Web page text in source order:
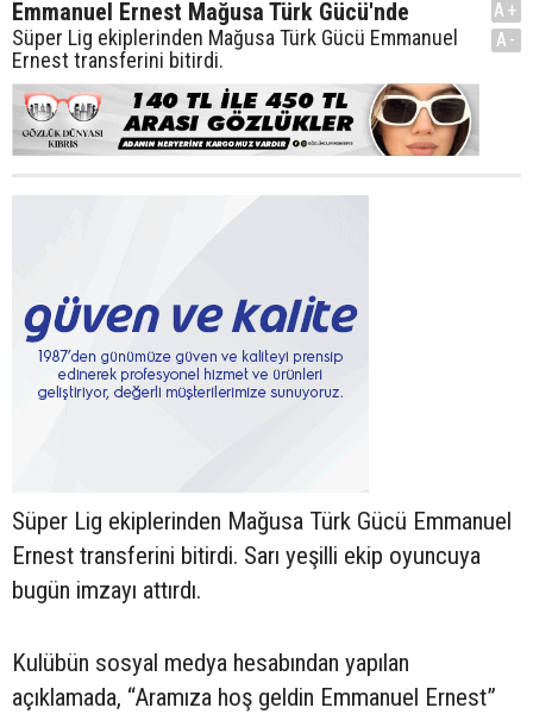
Emmanuel Ernest Mağusa Türk Gücü'nde
Süper Lig ekiplerinden Mağusa Türk Gücü Emmanuel
Ernest transferini bitirdi.
A+
A-
Süper Lig ekiplerinden Mağusa Türk Gücü Emmanuel
Ernest transferini bitirdi. Sarı yeşilli ekip oyuncuya
bugün imzayı attırdı.
Kulübün sosyal medya hesabından yapılan
açıklamada, “Aramıza hoş geldin Emmanuel Ernest”